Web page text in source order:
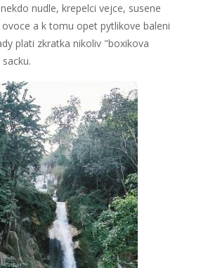
nudle, krepelci vejce, susene
a k tomu opet pytlikove baleni
plati zkratka nikoliv "boxikova